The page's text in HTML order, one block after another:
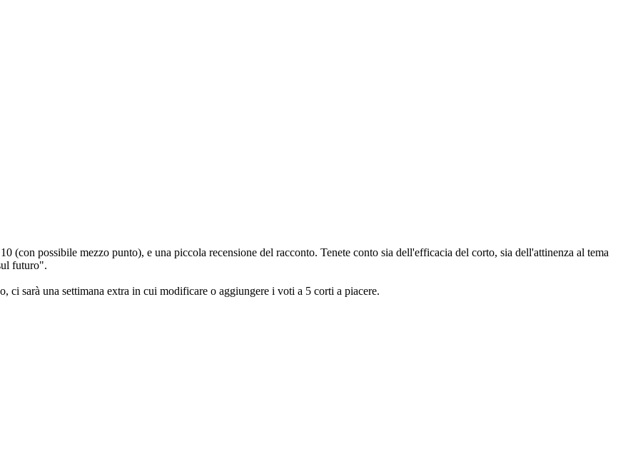
(con possibile mezzo punto), e una piccola recensione del racconto. Tenete conto sia dell'efficacia del corto, sia dell'attinenza al tema
futuro".
sarà una settimana extra in cui modificare o aggiungere i voti a 5 corti a piacere.